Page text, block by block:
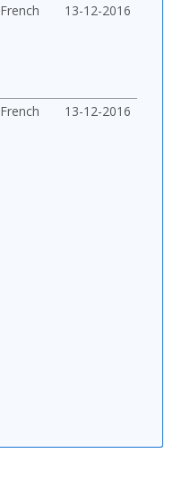
French 13-12-2016
French 13-12-2016